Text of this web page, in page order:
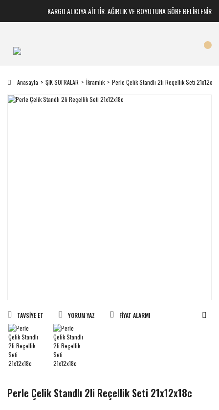
KARGO ALICIYA AİTTİR. AĞIRLIK VE BOYUTUNA GÖRE BELİRLENİR
Anasayfa ŞIK SOFRALAR İkramlık Perle Çelik Standlı 2li Reçellik Seti
TAVSIYE ET YORUM YAZ FIYAT ALARMI
Perle Çelik Standlı 2li Reçellik Seti 21x12x18c